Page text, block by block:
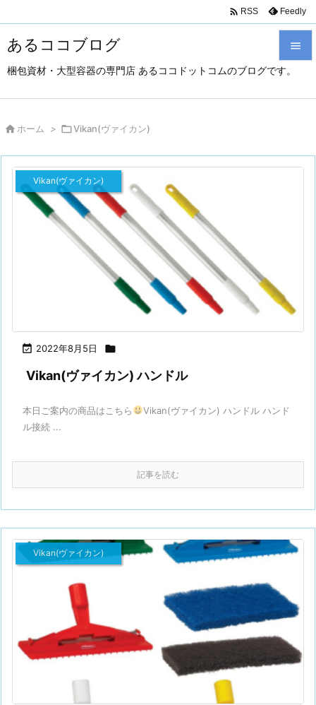
あるココブログ
梱包資材・大型容器の専門店 あるココドットコムのブログです。


 RSS Feedly
 ホーム > Vikan(ヴァイカン)
 2022年8月5日 
Vikan(ヴァイカン)
Vikan(ヴァイカン) ハンドル
本日ご案内の商品はこちら
Vikan(ヴァイカン) ハンドル ハンド
ル接続 ...
記事を読む
Vikan(ヴァイカン)